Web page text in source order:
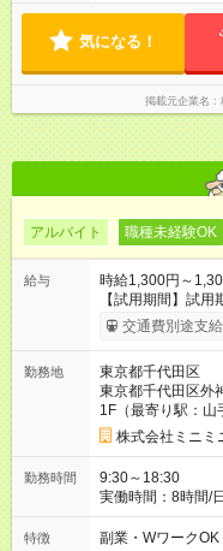
気になる！
掲載元企業名
アルバイト 職種未経験OK
給与
時給1,300円～
【試用期間】試用
交通費別途支
勤務地
東京都千代田区
東京都千代田区
1F（最寄り駅：
株式会社ミニミ
勤務時間
9:30～18:30
実働時間：8時間/
OK！ あなたのライフスタイルに合わせて、無理のない勤務時間
を一緒に決めまし
特徴 副業・WワークOK